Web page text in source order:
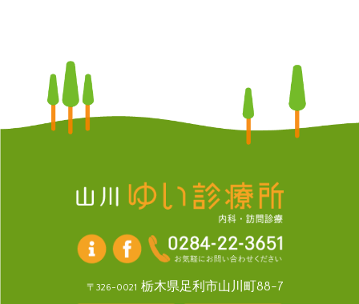
〒326-0021 栃木県足利市山川町88-7